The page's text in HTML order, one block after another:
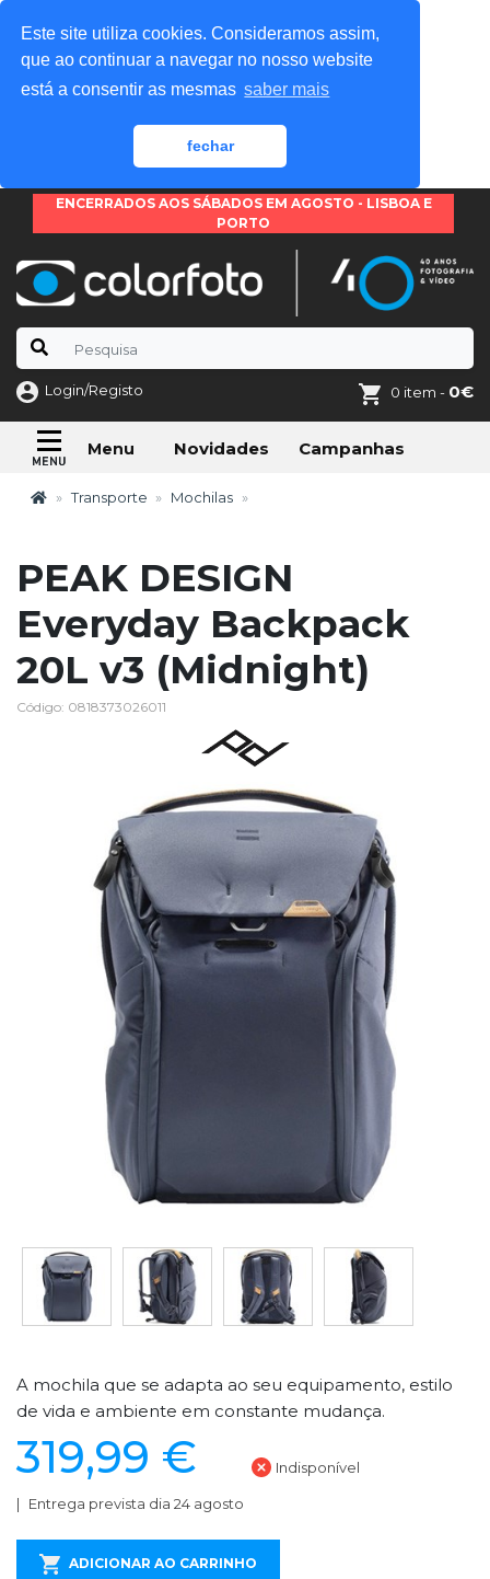
Este site utiliza cookies. Consideramos assim,
que ao continuar a navegar no nosso website
está a consentir as mesmas saber mais
fechar
ENCERRADOS AOS SÁBADOS EM AGOSTO - LISBOA E
PORTO
Login/Registo 0 item - 0€
Menu Novidades Campanhas
Transporte Mochilas
PEAK DESIGN
Everyday Backpack
20L v3 (Midnight)
Código: 0818373026011
A mochila que se adapta ao seu equipamento, estilo
de vida e ambiente em constante mudança.
319,99 € Indisponível
Entrega prevista dia 24 agosto
ADICIONAR AO CARRINHO